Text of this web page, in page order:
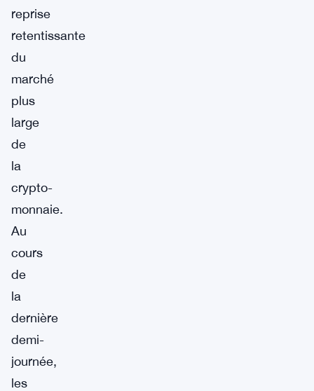
reprise
retentissante
du
marché
plus
large
de
la
crypto-
monnaie.
Au
cours
de
la
dernière
demi-
journée,
les